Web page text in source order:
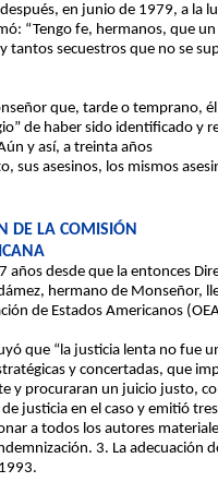
en junio de 1979, a la
“Tengo fe, hermanos, que
tantos secuestros que no se
que, tarde o temprano,
de haber sido identificado y
y así, a treinta años
sus asesinos, los mismos
DE LA COMISIÓN
años desde que la entonces
hermano de Monseñor,
de Estados Americanos
que “la justicia lenta no fue
y concertadas, que
y procuraran un juicio justo,
justicia en el caso y emitió
a todos los autores
3. La adecuación